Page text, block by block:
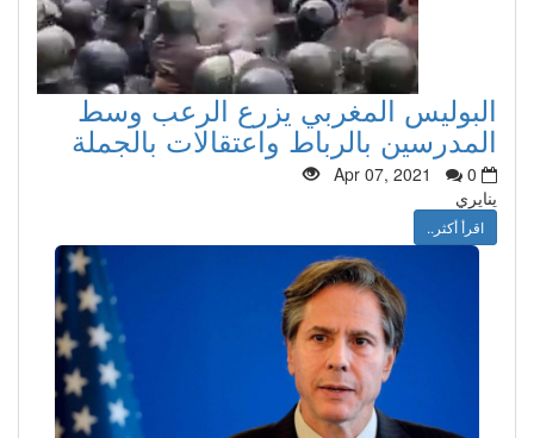
البوليس المغربي يزرع الرعب وسط
المدرسين بالرباط واعتقالات بالجملة
Apr 07, 2021
0
ينايري
اقرأ أكثر..